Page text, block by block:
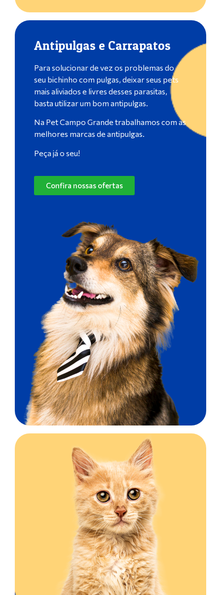
Antipulgas e Carrapatos
Para solucionar de vez os problemas do
seu bichinho com pulgas, deixar seus pets
mais aliviados e livres desses parasitas,
basta utilizar um bom antipulgas.
Na Pet Campo Grande trabalhamos com as
melhores marcas de antipulgas.
Peça já o seu!
Confira nossas ofertas